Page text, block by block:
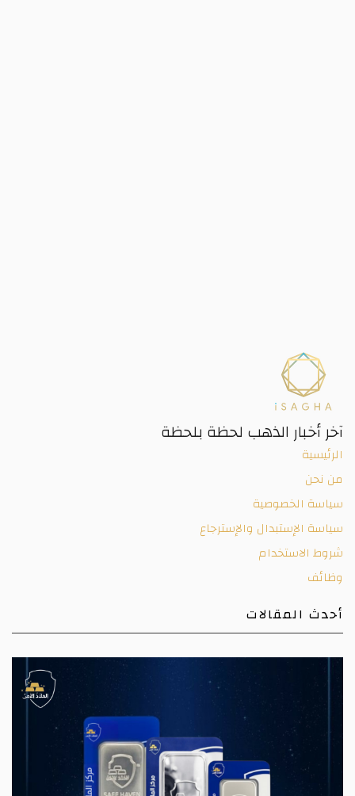
آخر أخبار الذهب لحظة بلحظة
الرئيسية
من نحن
سياسة الخصوصية
سياسة الإستبدال والإسترجاع
شروط الاستخدام
وظائف
أحدث المقالات